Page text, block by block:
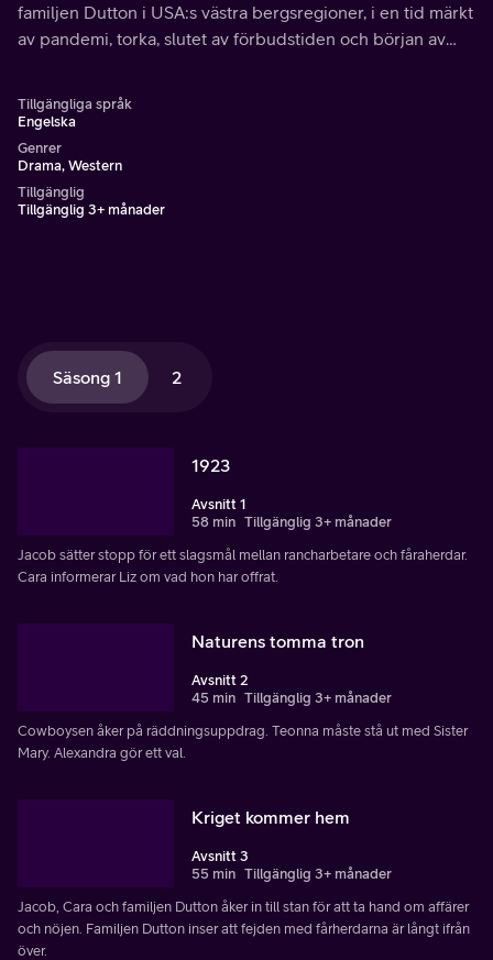
familjen Dutton i USA:s västra bergsregioner, i en tid märkt
av pandemi, torka, slutet av förbudstiden och början av
Tillgängliga språk
Engelska
Genrer
Drama, Western
Tillgänglig
Tillgänglig 3+ månader
Säsong 1 2
1923
Avsnitt 1
58 min Tillgänglig 3+ månader
Jacob sätter stopp för ett slagsmål mellan rancharbetare och fåraherdar.
Cara informerar Liz om vad hon har offrat.
Naturens tomma tron
Avsnitt 2
45 min Tillgänglig 3+ månader
Cowboysen åker på räddningsuppdrag. Teonna måste stå ut med Sister
Mary. Alexandra gör ett val.
Kriget kommer hem
Avsnitt 3
55 min Tillgänglig 3+ månader
Jacob, Cara och familjen Dutton åker in till stan för att ta hand om affärer
och nöjen. Familjen Dutton inser att fejden med fårherdarna är långt ifrån
över.